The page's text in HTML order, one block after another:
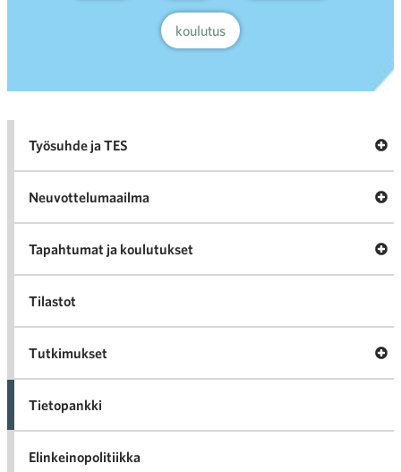
koulutus
Työsuhde ja TES
ja
Neuvottelumaailma
Tapahtumat ja koulutukset
Tilastot
Tutkimukset
Tietopankki
Elinkeinopolitiikka